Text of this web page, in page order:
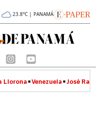
23.8°C | PANAMÁ
Llorona Venezuela José